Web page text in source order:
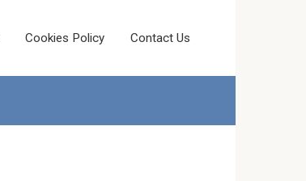
Cookies Policy Contact Us